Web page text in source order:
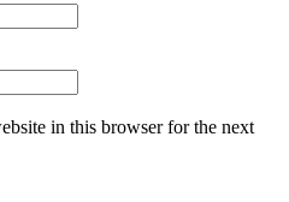
in this browser for the next